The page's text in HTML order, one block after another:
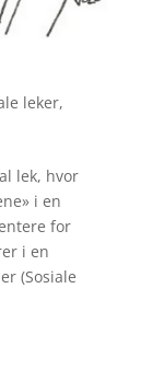
leker,
lek, hvor
i en
for
i en
(Sosiale